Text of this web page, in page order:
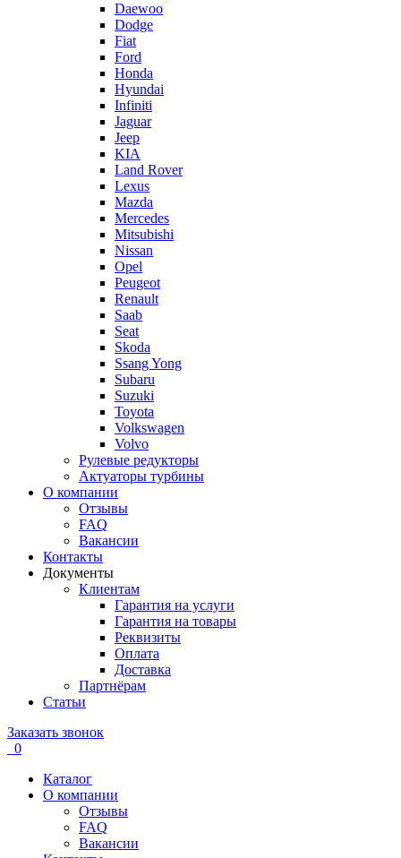
Daewoo
Dodge
Fiat
Ford
Honda
Hyundai
Infiniti
Jaguar
Jeep
KIA
Land Rover
Lexus
Mazda
Mercedes
Mitsubishi
Nissan
Opel
Peugeot
Renault
Saab
Seat
Skoda
Ssang Yong
Subaru
Suzuki
Toyota
Volkswagen
Volvo
Рулевые редукторы
Актуаторы турбины
О компании
Отзывы
FAQ
Вакансии
Контакты
Документы
Клиентам
Гарантия на услуги
Гарантия на товары
Реквизиты
Оплата
Доставка
Партнёрам
Статьи
Заказать звонок
0
Каталог
О компании
Отзывы
FAQ
Вакансии